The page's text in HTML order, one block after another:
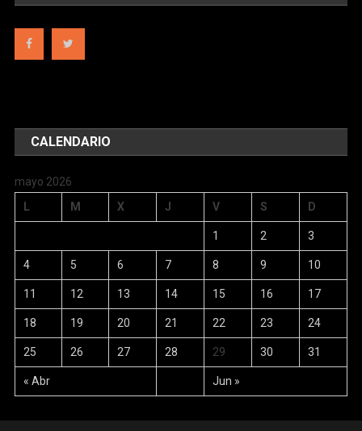
CALENDARIO
mayo 2026
L
M X J V S D
« Abr Jun »
1 2 3
4 5 6 7 8 9 10
11 12 13 14 15 16 17
18 19 20 21 22 23 24
25 26 27 28 29 30 31